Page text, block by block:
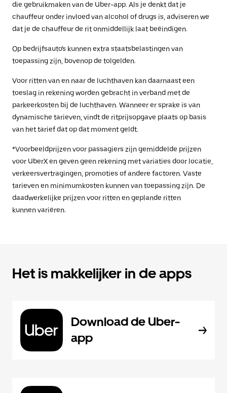
die gebruikmaken van de Uber-app. Als je denkt dat je
chauffeur onder invloed van alcohol of drugs is, adviseren we
dat je de chauffeur de rit onmiddellijk laat beëindigen.
Op bedrijfsauto's kunnen extra staatsbelastingen van
toepassing zijn, bovenop de tolgelden.
Voor ritten van en naar de luchthaven kan daarnaast een
toeslag in rekening worden gebracht in verband met de
parkeerkosten bij de luchthaven. Wanneer er sprake is van
dynamische tarieven, vindt de ritprijsopgave plaats op basis
van het tarief dat op dat moment geldt.
*Voorbeeldprijzen voor passagiers zijn gemiddelde prijzen
voor UberX en geven geen rekening met variaties door locatie,
verkeersvertragingen, promoties of andere factoren. Vaste
tarieven en minimumkosten kunnen van toepassing zijn. De
daadwerkelijke prijzen voor ritten en geplande ritten
kunnen variëren.
Het is makkelijker in de apps
Download de Uber-
app